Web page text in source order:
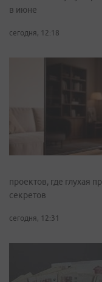
в июне
сегодня, 12:18
проектов, где глухая
секретов
сегодня, 12:31